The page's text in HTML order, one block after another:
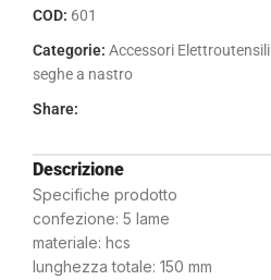
COD: 601
Categorie: Accessori Elettroutensili
seghe a nastro
Share:
Descrizione
Specifiche prodotto
confezione: 5 lame
materiale: hcs
lunghezza totale: 150 mm